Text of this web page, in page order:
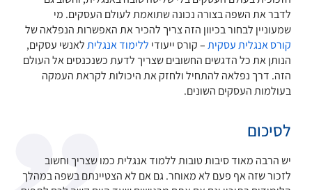
לדבר את השפה בצורה נכונה שתואמת לעולם העסקים. מי
שמעוניין לבחור בכיוון הזה צריך להכיר את האפשרות הנפלאה של
קורס אנגלית עסקית– קורס ייעודי ללימוד אנגליתלאנשי עסקים,
הנותן את כל הדגשים החשובים שצריך לדעת כשנכנסים אל העולם
הזה. דרך נפלאה להתחיל ולחזק את היכולות לקראת העמקה
בעולמות העסקים השונים.
לסיכום
יש הרבה מאוד סיבות טובות ללמוד אנגלית כמו שצריך וחשוב
לזכור שזה אף פעם לא מאוחר. גם אם לא הצטיינתם בשפה במהלך